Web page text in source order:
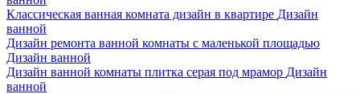
Классическая ванная комната дизайн в квартире Дизайн
ванной
Дизайн ремонта ванной комнаты с маленькой площадью
Дизайн ванной
Дизайн ванной комнаты плитка серая под мрамор Дизайн
ванной